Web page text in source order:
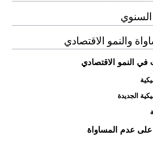
السنوي
والنمو الاقتصادي
في النمو الاقتصادي
الجديدة
على عدم المساواة